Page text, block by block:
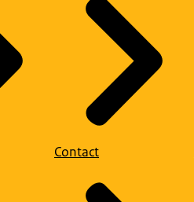
Contact